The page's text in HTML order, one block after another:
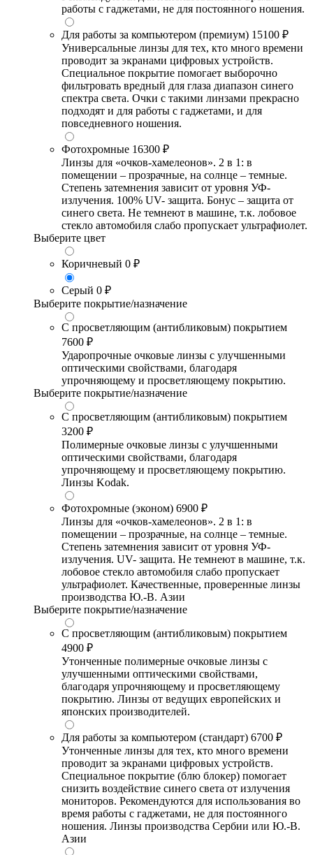
работы с гаджетами, не для постоянного ношения.
Для работы за компьютером (премиум) 15100 ₽
Универсальные линзы для тех, кто много времени
проводит за экранами цифровых устройств.
Специальное покрытие помогает выборочно
фильтровать вредный для глаза диапазон синего
спектра света. Очки с такими линзами прекрасно
подходят и для работы с гаджетами, и для
повседневного ношения.
Фотохромные 16300 ₽
Линзы для «очков-хамелеонов». 2 в 1: в
помещении – прозрачные, на солнце – темные.
Степень затемнения зависит от уровня УФ-
излучения. 100% UV- защита. Бонус – защита от
синего света. Не темнеют в машине, т.к. лобовое
стекло автомобиля слабо пропускает ультрафиолет.
Выберите цвет
Коричневый 0 ₽
Серый 0 ₽
Выберите покрытие/назначение
С просветляющим (антибликовым) покрытием
7600 ₽
Ударопрочные очковые линзы с улучшенными
оптическими свойствами, благодаря
упрочняющему и просветляющему покрытию.
Выберите покрытие/назначение
С просветляющим (антибликовым) покрытием
3200 ₽
Полимерные очковые линзы с улучшенными
оптическими свойствами, благодаря
упрочняющему и просветляющему покрытию.
Линзы Kodak.
Фотохромные (эконом) 6900 ₽
Линзы для «очков-хамелеонов». 2 в 1: в
помещении – прозрачные, на солнце – темные.
Степень затемнения зависит от уровня УФ-
излучения. UV- защита. Не темнеют в машине, т.к.
лобовое стекло автомобиля слабо пропускает
ультрафиолет. Качественные, проверенные линзы
производства Ю.-В. Азии
Выберите покрытие/назначение
С просветляющим (антибликовым) покрытием
4900 ₽
Утонченные полимерные очковые линзы с
улучшенными оптическими свойствами,
благодаря упрочняющему и просветляющему
покрытию. Линзы от ведущих европейских и
японских производителей.
Для работы за компьютером (стандарт) 6700 ₽
Утонченные линзы для тех, кто много времени
проводит за экранами цифровых устройств.
Специальное покрытие (блю блокер) помогает
снизить воздействие синего света от излучения
мониторов. Рекомендуются для использования во
время работы с гаджетами, не для постоянного
ношения. Линзы производства Сербии или Ю.-В.
Азии